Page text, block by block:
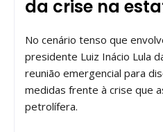
da crise na
No cenário tenso que
presidente Luiz Inácio Lula
reunião emergencial para
medidas frente à crise que
petrolífera.